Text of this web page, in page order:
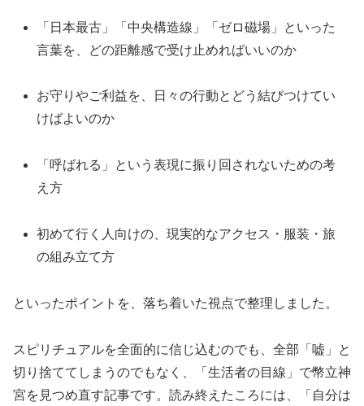
「日本最古」「中央構造線」「ゼロ磁場」といった
言葉を、どの距離感で受け止めればいいのか
お守りやご利益を、日々の行動とどう結びつけてい
けばよいのか
「呼ばれる」という表現に振り回されないための考
え方
初めて行く人向けの、現実的なアクセス・服装・旅
の組み立て方
といったポイントを、落ち着いた視点で整理しました。
スピリチュアルを全面的に信じ込むのでも、全部「嘘」と
切り捨ててしまうのでもなく、「生活者の目線」で幣立神
宮を見つめ直す記事です。読み終えたころには、「自分は